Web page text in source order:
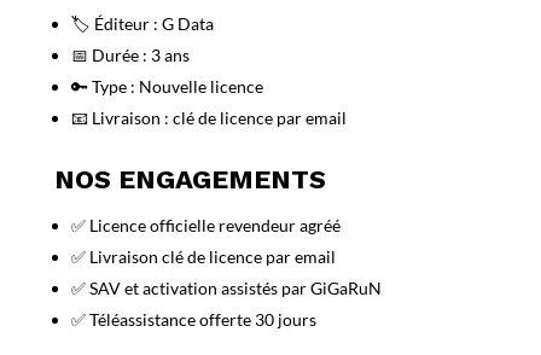
🏷️ Éditeur : G Data
📅 Durée : 3 ans
🔑 Type : Nouvelle licence
📧 Livraison : clé de licence par email
NOS ENGAGEMENTS
✅ Licence officielle revendeur agréé
✅ Livraison clé de licence par email
✅ SAV et activation assistés par GiGaRuN
✅ Téléassistance offerte 30 jours